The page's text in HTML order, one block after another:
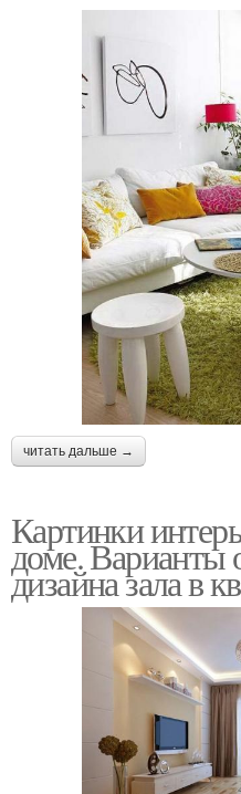
читать дальше →
Картинки
доме. Варианты
дизайна зала в